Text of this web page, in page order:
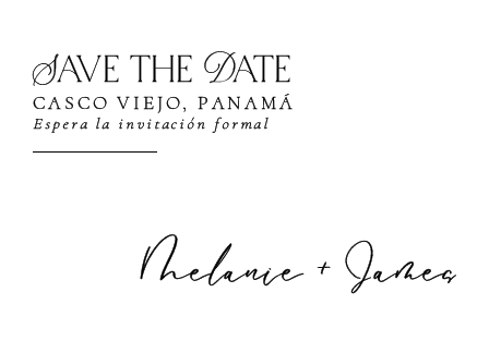
contenido
Save the Date
CASCO VIEJO, PANAMÁ
Espera la invitación formal
Melanie + James